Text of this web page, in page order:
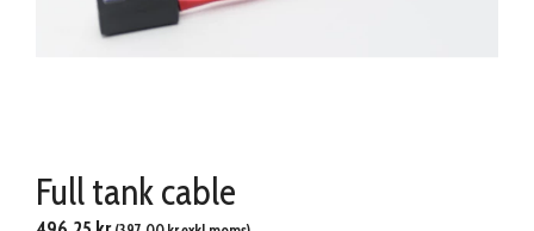
Full tank cable